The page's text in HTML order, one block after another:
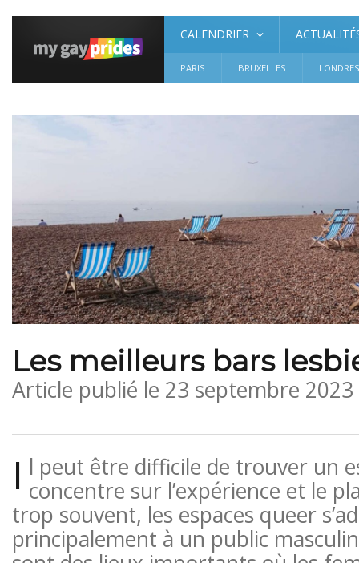
CALENDRIER
PARIS BRUXELLES LONDRES
Les meilleurs bars
Article publié le 23 septembre
I l peut être difficile de trouver un
concentre sur l’expérience et le
trop souvent, les espaces queer
principalement à un public